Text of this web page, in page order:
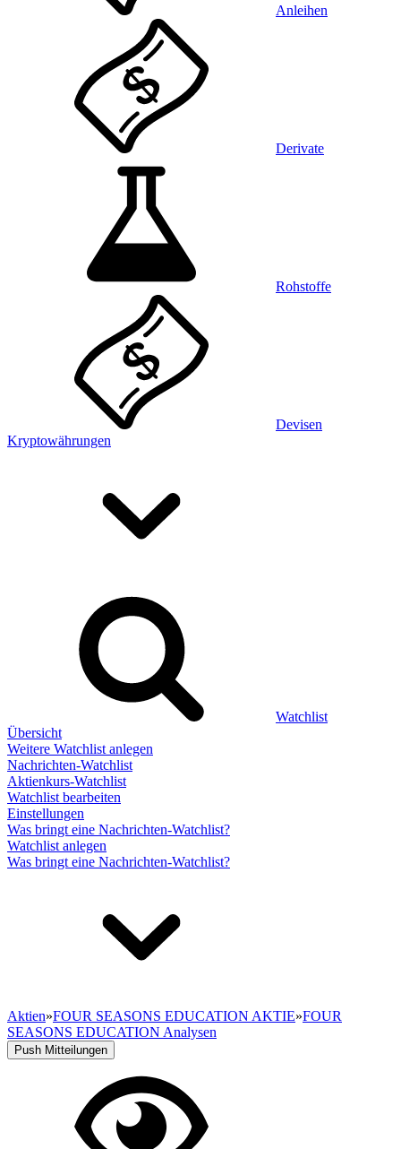
Anleihen
Derivate
Rohstoffe
Devisen
Kryptowährungen
Watchlist
Übersicht
Weitere Watchlist anlegen
Nachrichten-Watchlist
Aktienkurs-Watchlist
Watchlist bearbeiten
Einstellungen
Was bringt eine Nachrichten-Watchlist?
Watchlist anlegen
Was bringt eine Nachrichten-Watchlist?
Aktien»FOUR SEASONS EDUCATION AKTIE»FOUR
SEASONS EDUCATION Analysen
Push Mitteilungen